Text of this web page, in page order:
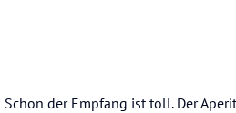
Schon der Empfang ist toll. Der